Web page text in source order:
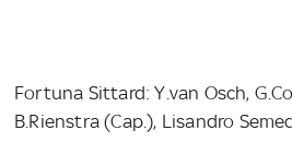
Fortuna Sittard: Y.van Osch,
B.Rienstra (Cap.), Lisandro